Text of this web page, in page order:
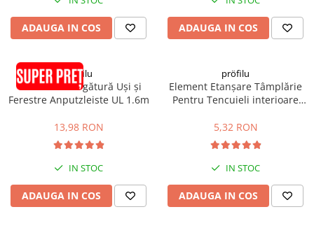
ADAUGA IN COS ADAUGA IN COS
pröfilu
Element de Legătură Uși și
Ferestre Anputzleiste UL 1.6m
13,98 RON
IN STOC
ADAUGA IN COS
pröfilu
Element Etanșare Tâmplărie
Pentru Tencuieli interioare
1.4m
5,32 RON
IN STOC
ADAUGA IN COS